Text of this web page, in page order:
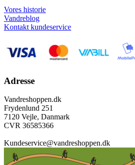
Vores historie
Vandreblog
Kontakt kundeservice
Adresse
Vandreshoppen.dk
Frydenlund 251
7120 Vejle, Danmark
CVR 36585366
Kundeservice@vandreshoppen.dk